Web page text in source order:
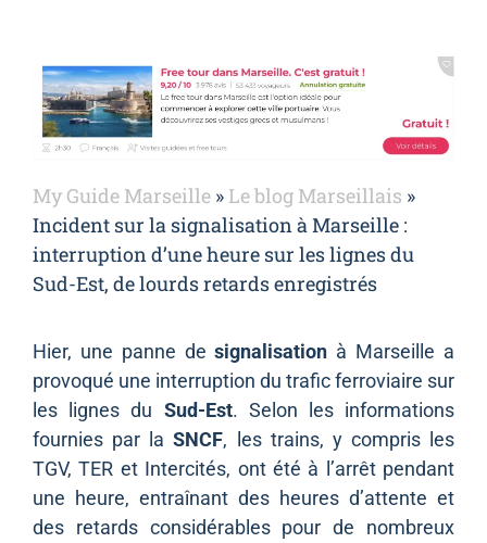
My Guide Marseille » Le blog Marseillais »
Incident sur la signalisation à Marseille :
interruption d’une heure sur les lignes du
Sud-Est, de lourds retards enregistrés
Hier, une panne designalisation à Marseille a
provoqué une interruption du trafic ferroviaire sur
les lignes du Sud-Est. Selon les informations
fournies par laSNCF, les trains, y compris les
TGV, TER et Intercités, ont été à l’arrêt pendant
une heure, entraînant des heures d’attente et
des retards considérables pour de nombreux